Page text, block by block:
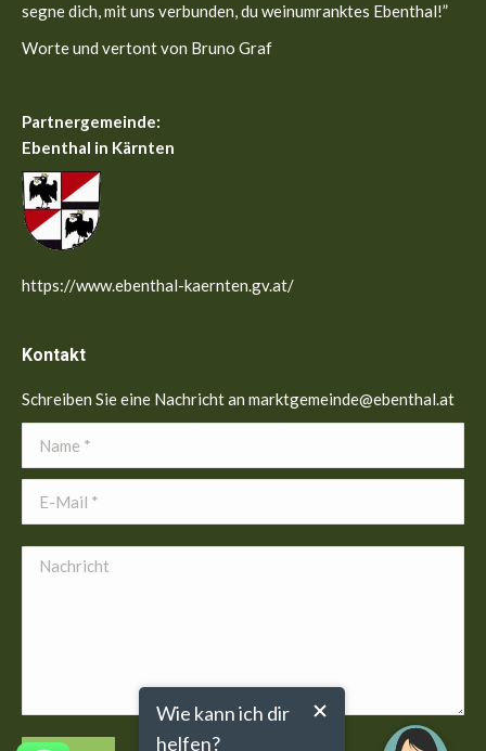
segne dich, mit uns verbunden, du weinumranktes Ebenthal!”
Worte und vertont von Bruno Graf
Partnergemeinde:
Ebenthal in Kärnten
https://www.ebenthal-kaernten.gv.at/
Kontakt
Schreiben Sie eine Nachricht an marktgemeinde@ebenthal.at
Name *
E-Mail *
Nachricht
Wie kann ich dir
helfen?